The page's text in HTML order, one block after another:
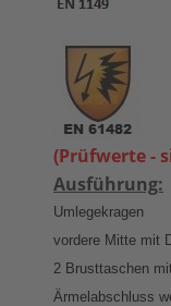
(Prüfwerte -
Ausführung:
Umlegekragen
vordere Mitte mit
2 Brusttaschen
Ärmelabschluss